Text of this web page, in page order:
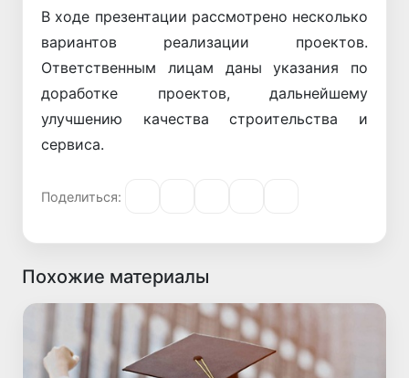
В ходе презентации рассмотрено несколько
вариантов реализации проектов.
Ответственным лицам даны указания по
доработке проектов, дальнейшему
улучшению качества строительства и
сервиса.
Поделиться:
Похожие материалы